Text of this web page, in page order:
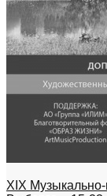
XIX